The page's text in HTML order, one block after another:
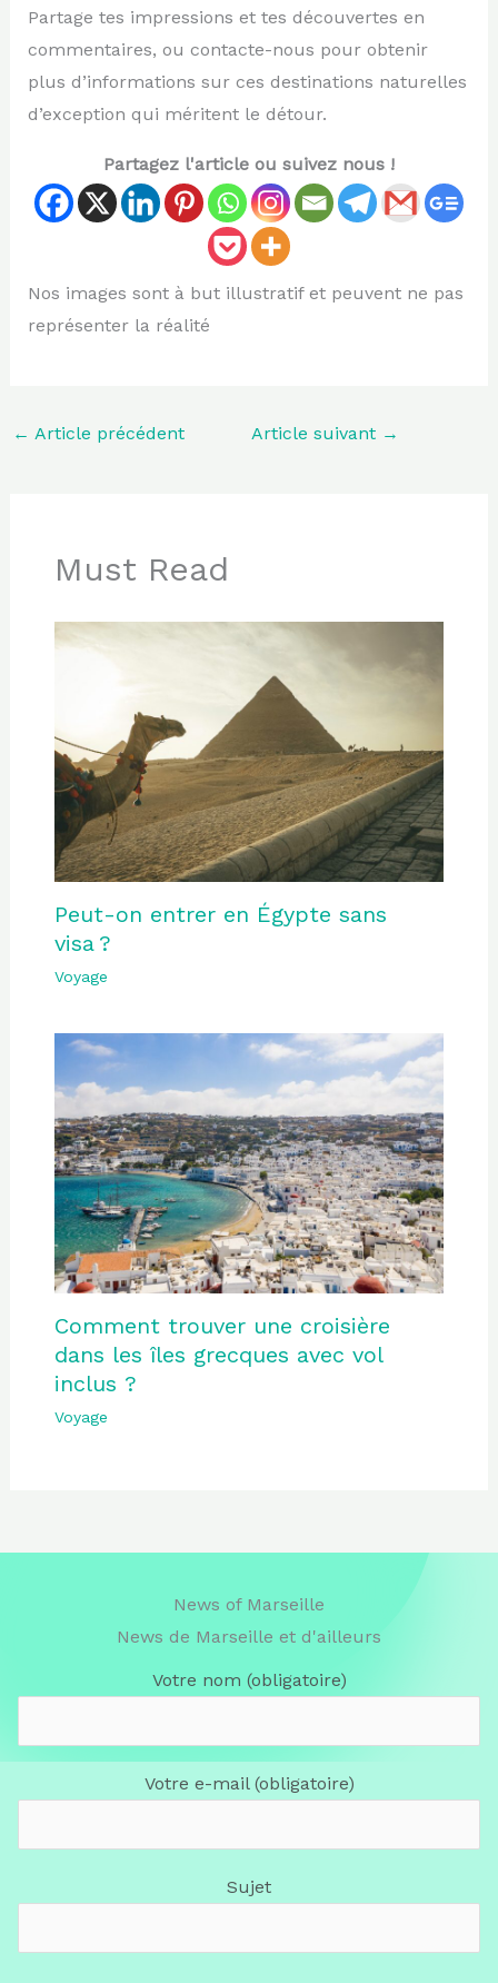
Partage tes impressions et tes découvertes en
commentaires, ou contacte-nous pour obtenir
plus d’informations sur ces destinations naturelles
d’exception qui méritent le détour.
Partagez l'article ou suivez nous !
Nos images sont à but illustratif et peuvent ne pas
représenter la réalité
← Article précédent Article suivant →
Must Read
Peut-on entrer en Égypte sans
visa ?
Voyage
Comment trouver une croisière
dans les îles grecques avec vol
inclus ?
Voyage
News of Marseille
News de Marseille et d'ailleurs
Votre nom (obligatoire)
Votre e-mail (obligatoire)
Sujet